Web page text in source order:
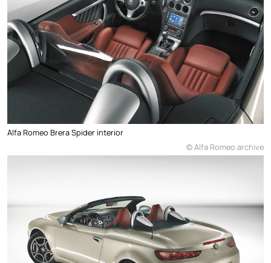
Alfa Romeo Brera Spider interior
© Alfa Romeo archive